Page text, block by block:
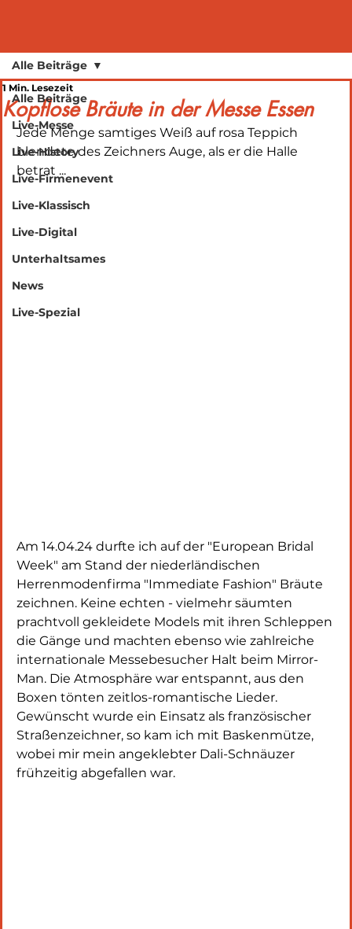
Alle Beiträge
Live-Messe
Live-History
Live-Firmenevent
Live-Klassisch
Live-Digital
Unterhaltsames
News
Live-Spezial
Alle Beiträge
Kopflose Bräute in der Messe Essen
1 Min. Lesezeit
Jede Menge samtiges Weiß auf rosa Teppich
blendete des Zeichners Auge, als er die Halle
betrat ...
Am 14.04.24 durfte ich auf der "European Bridal
Week" am Stand der niederländischen
Herrenmodenfirma "Immediate Fashion" Bräute
zeichnen. Keine echten - vielmehr säumten
prachtvoll gekleidete Models mit ihren Schleppen
die Gänge und machten ebenso wie zahlreiche
internationale Messebesucher Halt beim Mirror-
Man. Die Atmosphäre war entspannt, aus den
Boxen tönten zeitlos-romantische Lieder.
Gewünscht wurde ein Einsatz als französischer
Straßenzeichner, so kam ich mit Baskenmütze,
wobei mir mein angeklebter Dali-Schnäuzer
frühzeitig abgefallen war.